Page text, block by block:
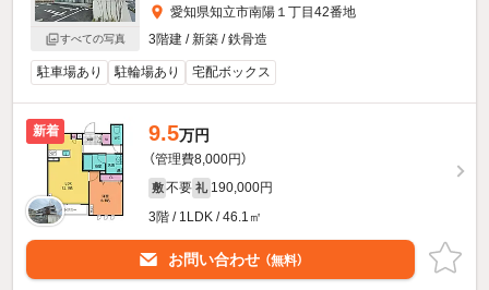
すべての写真
愛知県知立市南陽１丁目42番地
3階建 / 新築 / 鉄骨造
駐車場あり 駐輪場あり 宅配ボックス
新着 9.5万円
（管理費8,000円）
敷 不要 礼 190,000円
3階 / 1LDK / 46.1㎡
お問い合わせ （無料）